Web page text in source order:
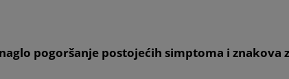
pogoršanje postojećih simptoma i znakova